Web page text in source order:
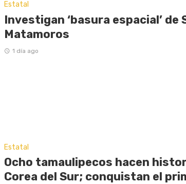
Estatal
Investigan ‘basura espacial’ de
Matamoros
1 día ago
Estatal
Ocho tamaulipecos hacen
Corea del Sur; conquistan el